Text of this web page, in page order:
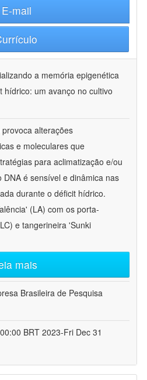
E-mail
a memória epigenética
hídrico: um avanço no cultivo
alterações
e moleculares que
para aclimatização e/ou
é sensível e dinâmica nas
durante o déficit hídrico.
(LA) com os porta-
e tangerineira 'Sunki
mais
Brasileira de Pesquisa
BRT 2023-Fri Dec 31